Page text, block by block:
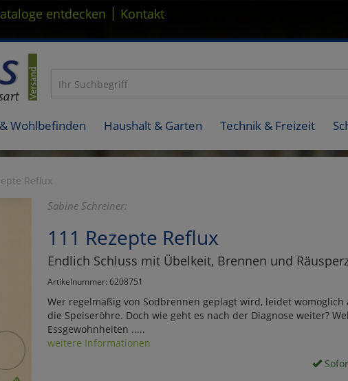
entdecken | Kontakt
Wohlbefinden Haushalt & Garten Technik & Freizeit
Reflux
Sabine Schreiner:
111 Rezepte Reflux
Endlich Schluss mit Übelkeit, Brennen und
Artikelnummer: 6208751
Wer regelmäßig von Sodbrennen geplagt wird, leidet womöglich
die Speiseröhre. Doch wie geht es nach der Diagnose weiter?
Essgewohnheiten .....
weitere Informationen